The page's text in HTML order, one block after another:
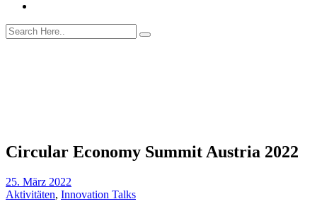
Circular Economy Summit Austria 2022
25. März 2022
Aktivitäten, Innovation Talks